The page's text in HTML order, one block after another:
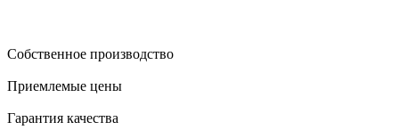
Собственное производство
Приемлемые цены
Гарантия качества